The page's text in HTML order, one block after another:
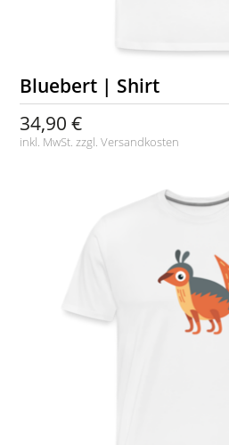
Bluebert | Shirt
34,90 €
inkl. MwSt. zzgl.Versandkosten